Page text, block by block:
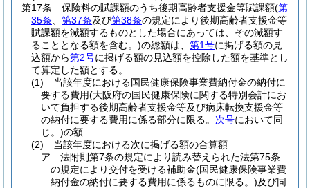
第17条
保険料の賦課額のうち後期高齢者支援金等賦課額(第
35条
第37条及び第38条の規定により後期高齢者支援金等
賦課額を減額するものとした場合にあっては、その減額す
ることとなる額を含む。)の総額は、 第1号に掲げる額の見
込額から第2号に掲げる額の見込額を控除した額を基準とし
て算定した額とする。
(1)
当該年度における国民健康保険事業費納付金の納付に
要する費用(大阪府の国民健康保険に関する特別会計にお
いて負担する後期高齢者支援金等及び病床転換支援金等
の納付に要する費用に係る部分に限る。 次号において同
じ。)の額
(2)
当該年度における次に掲げる額の合算額
ア
法附則第7条の規定により読み替えられた法第75条
の規定により交付を受ける補助金(国民健康保険事業費
納付金の納付に要する費用に係るものに限る。)及び同